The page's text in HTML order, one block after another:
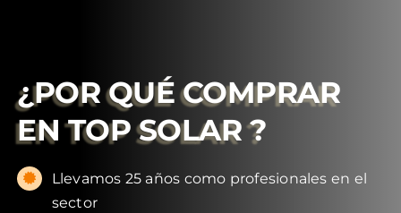
¿POR QUÉ COMPRAR
EN TOP SOLAR ?
Llevamos 25 años como profesionales en el
sector